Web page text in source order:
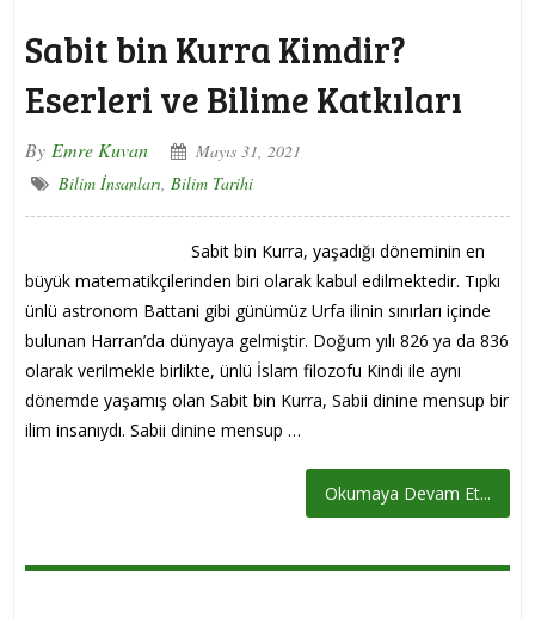
Sabit bin Kurra Kimdir?
Eserleri ve Bilime Katkıları
By Emre Kuvan
Mayıs 31, 2021
Bilim İnsanları, Bilim Tarihi
Sabit bin Kurra, yaşadığı döneminin en
büyük matematikçilerinden biri olarak kabul edilmektedir. Tıpkı
ünlü astronom Battani gibi günümüz Urfa ilinin sınırları içinde
bulunan Harran’da dünyaya gelmiştir. Doğum yılı 826 ya da 836
olarak verilmekle birlikte, ünlü İslam filozofu Kindi ile aynı
dönemde yaşamış olan Sabit bin Kurra, Sabii dinine mensup bir
ilim insanıydı. Sabii dinine mensup …
Okumaya Devam Et...